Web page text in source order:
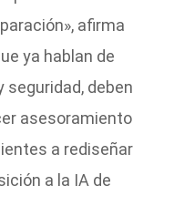
afirma
ya hablan de
deben
asesoramiento
a rediseñar
a la IA de